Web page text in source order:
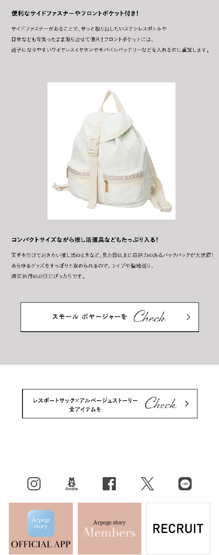
X（旧Twitter） LINE